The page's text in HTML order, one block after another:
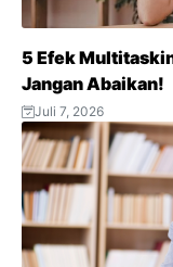
5 Efek
Jangan Abaikan!
Juli 7, 2026